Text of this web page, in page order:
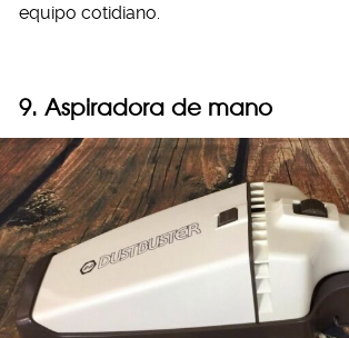
equipo cotidiano.
9. Aspiradora de mano